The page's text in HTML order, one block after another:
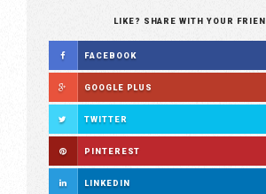
LIKE? SHARE WITH YOUR
FACEBOOK
GOOGLE PLUS
TWITTER
PINTEREST
LINKEDIN